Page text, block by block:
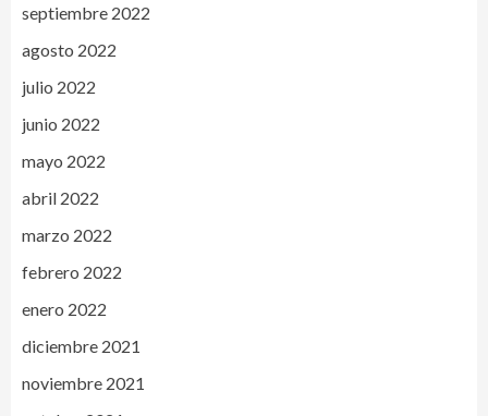
septiembre 2022
agosto 2022
julio 2022
junio 2022
mayo 2022
abril 2022
marzo 2022
febrero 2022
enero 2022
diciembre 2021
noviembre 2021